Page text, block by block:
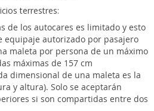
terrestres:
de los autocares es limitado y esto
equipaje autorizado por pasajero
maleta por persona de un máximo
máximas de 157 cm
dimensional de una maleta es la
y altura). Solo se aceptarán
si son compartidas entre dos